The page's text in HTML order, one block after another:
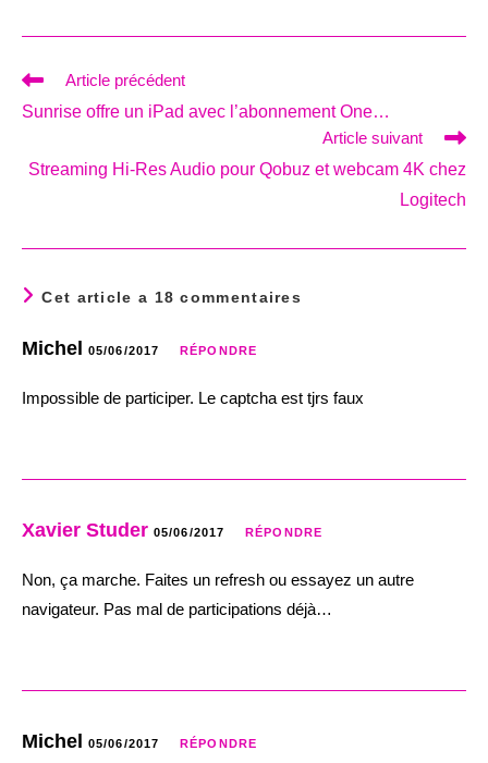
Read
articles
Article précédent
Sunrise offre un iPad avec l’abonnement One…
Article suivant
Streaming Hi-Res Audio pour Qobuz et webcam 4K chez
Logitech
Cet article a 18 commentaires
Michel 05/06/2017 RÉPONDRE
Impossible de participer. Le captcha est tjrs faux
Xavier Studer 05/06/2017 RÉPONDRE
Non, ça marche. Faites un refresh ou essayez un autre
navigateur. Pas mal de participations déjà…
Michel 05/06/2017 RÉPONDRE